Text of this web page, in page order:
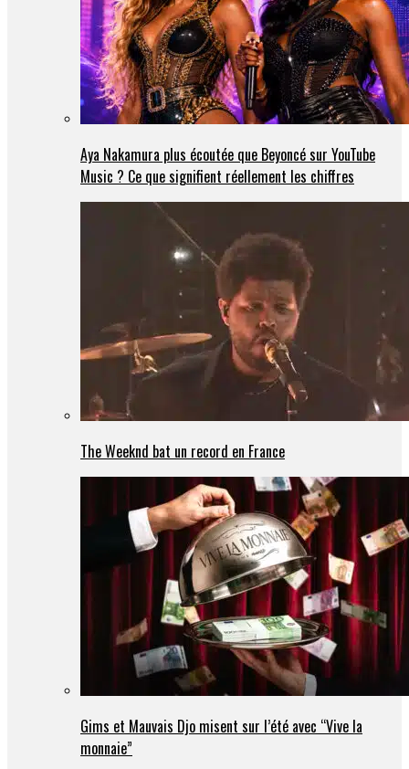
Aya Nakamura plus écoutée que Beyoncé sur YouTube
Music ? Ce que signifient réellement les chiffres
The Weeknd bat un record en France
Gims et Mauvais Djo misent sur l’été avec “Vive la
monnaie”